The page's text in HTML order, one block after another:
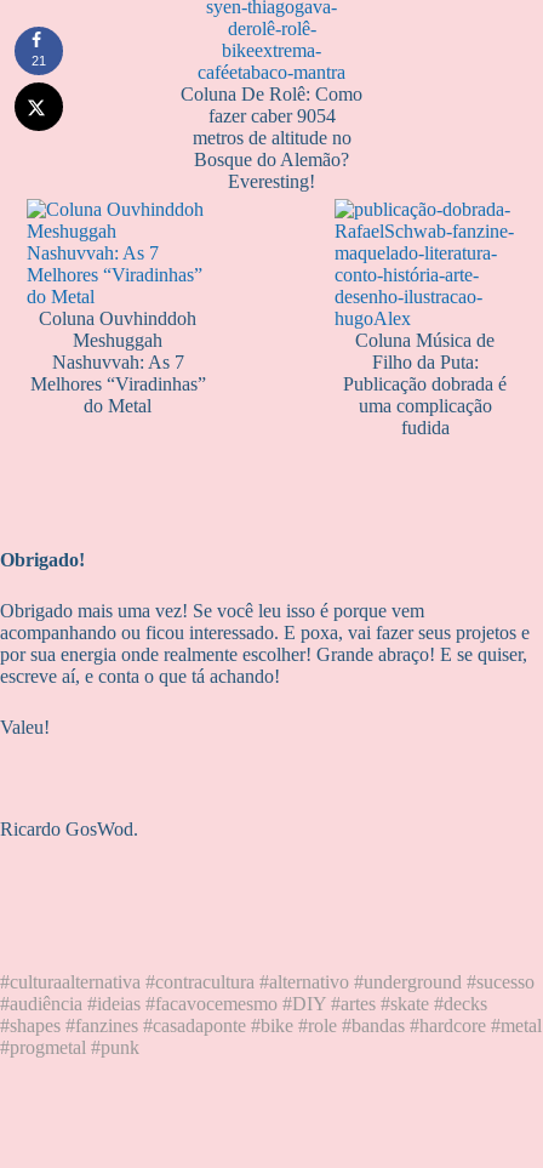
Coluna De Rolê: Como
fazer caber 9054
metros de altitude no
Bosque do Alemão?
Everesting!
Coluna Música de
Filho da Puta:
Publicação dobrada é
uma complicação
fudida
Coluna Ouvhinddoh
Meshuggah
Nashuvvah: As 7
Melhores “Viradinhas”
do Metal
Obrigado!
Obrigado mais uma vez! Se você leu isso é porque vem
acompanhando ou ficou interessado. E poxa, vai fazer seus projetos e
por sua energia onde realmente escolher! Grande abraço! E se quiser,
escreve aí, e conta o que tá achando!
Valeu!
Ricardo GosWod.
#culturaalternativa #contracultura #alternativo #underground #sucesso
#audiência #ideias #facavocemesmo #DIY #artes #skate #decks
#shapes #fanzines #casadaponte #bike #role #bandas #hardcore #metal
#progmetal #punk
21